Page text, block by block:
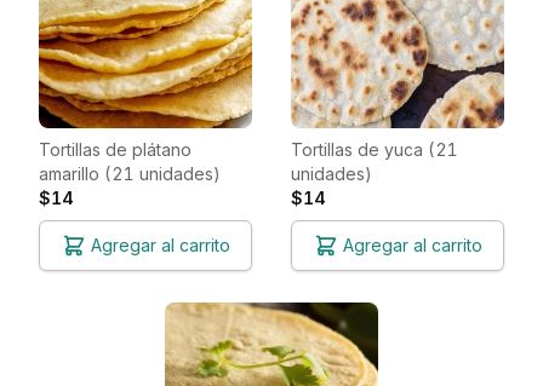
Tortillas de plátano
amarillo (21 unidades)
$14
Agregar al carrito
Tortillas de yuca (21
unidades)
$14
Agregar al carrito